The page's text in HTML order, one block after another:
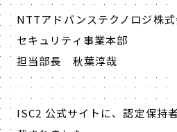
NTTアドバンステクノロジ株
セキュリティ事業本部
担当部長 秋葉淳哉
ISC2 公式サイトに、認定保持